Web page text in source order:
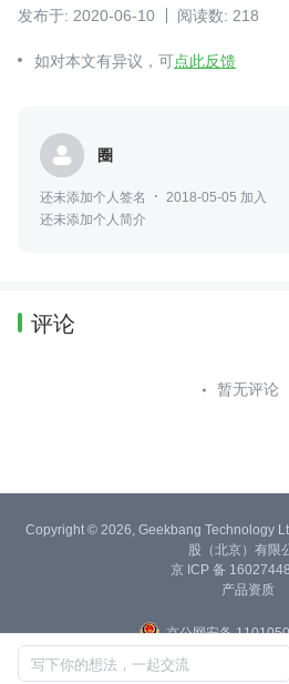
发布于: 2020-06-10 阅读数: 218
如对本文有异议，可点此反馈
圈
还未添加个人签名
2018-05-05 加入
还未添加个人简介
评论
暂无评论
写下你的想法，一起交流
Copyright © 2026, Geekbang Technology
股（北京）有限
京 ICP 备
产品资质
京公网安备